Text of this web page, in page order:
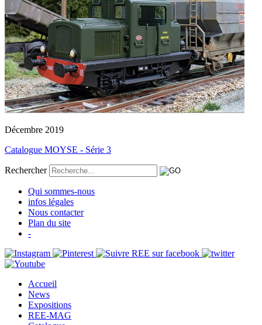
Décembre 2019
Catalogue MOYSE - Série 3
Rechercher
Qui sommes-nous
infos légales
Nous contacter
Plan du site
-
Accueil
News
Expositions
REE-MAG